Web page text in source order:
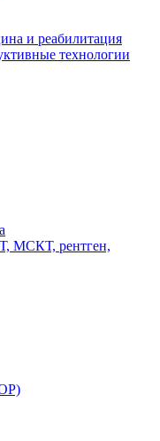
и реабилитация
технологии
МСКТ, рентген,